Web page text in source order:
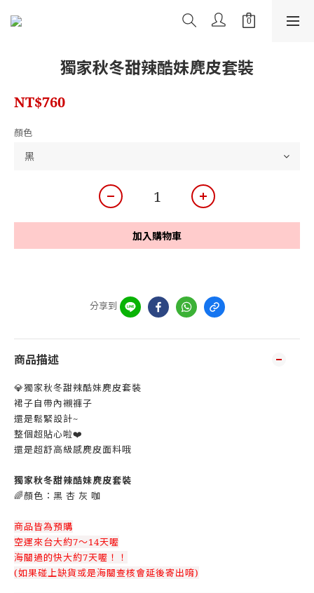
獨家秋冬甜辣酷妹麂皮套裝
NT$760
顏色
加入購物車
分享到
商品描述
💎獨家秋冬甜辣酷妹麂皮套裝
裙子自帶內襯褲子
還是鬆緊設計~
整個超貼心啦❤️
還是超舒高級感麂皮面料哦
獨家秋冬甜辣酷妹麂皮套裝
🌈顏色：黑 杏 灰 咖
商品皆為預購
空運來台大約7～14天喔
海關過的快大約7天喔！！
(如果碰上缺貨或是海關查核會延後寄出唷)